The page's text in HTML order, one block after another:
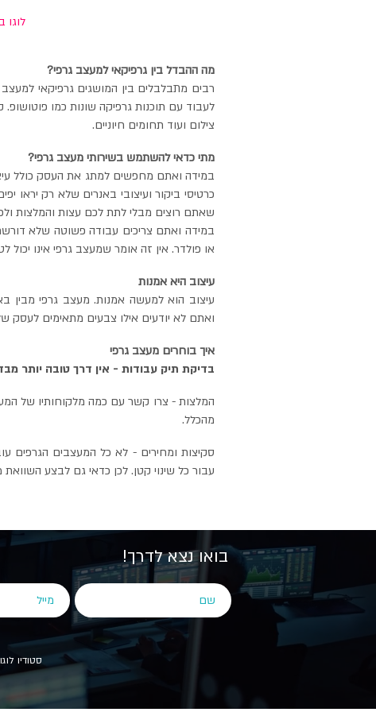
לוגו
מה ההבדל בין גרפיקאי למעצב גרפי?
רבים מתבלבלים בין המושגים גרפיקאי
לעבוד עם תוכנות גרפיקה שונות כמו פוטושופ.
צילום ועוד תחומים חיוניים.
מתי כדאי להשתמש בשירותי מעצב גרפי?
במידה ואתם מחפשים למתג את העסק כולל
כרטיסי ביקור ועיצובי באנרים שלא רק
שאתם רוצים מבלי לתת לכם עצות והמלצות
במידה ואתם צריכים עבודה פשוטה שלא
או פולדר. אין זה אומר שמעצב גרפי אינו יכול
עיצוב היא אמנות
עיצוב הוא למעשה אמנות. מעצב גרפי
ואתם לא יודעים אילו צבעים מתאימים לעסק
איך בוחרים מעצב גרפי
בדיקת תיק עבודות - אין דרך טובה יותר
המלצות - צרו קשר עם כמה מלקוחותיו של
מהכלל.
עבור כל שינוי קטן. לכן כדאי גם לבצע
בואו נצא לדרך!
סטודיו לוגו בנק -